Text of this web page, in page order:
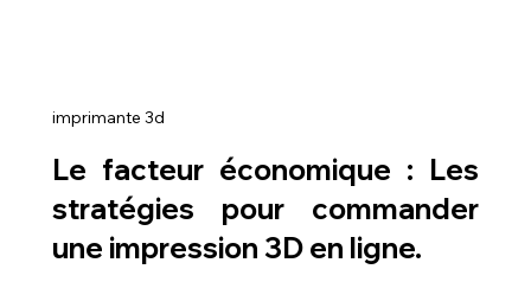
imprimante 3d
Le facteur économique : Les
stratégies pour commander
une impression 3D en ligne.